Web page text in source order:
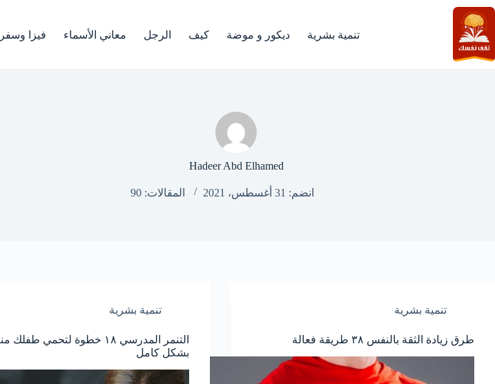
التجاوز
إلى
المحتوى
تنمية بشرية ديكور و موضة كيف الرجل معاني الأسماء فيزا وسفر
Hadeer Abd Elhamed
انضم: 31 أغسطس، 2021 المقالات: 90
تنمية بشرية
طرق زيادة الثقة بالنفس ٣٨ طريقة فعالة
تنمية بشرية
التنمر المدرسي ١٨ خطوة لتحمي طفلك
بشكل كامل